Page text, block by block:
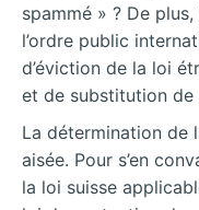
spammé » ? De
l’ordre public
d’éviction de la loi
et de substitution de
La détermination de
aisée. Pour s’en
la loi suisse